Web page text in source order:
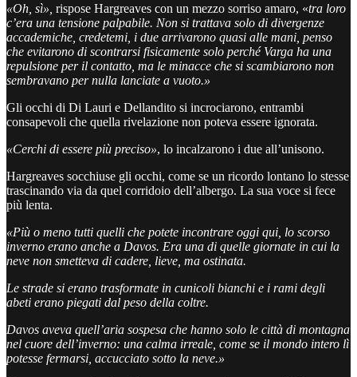
«Oh, sì», rispose Hargreaves con un mezzo sorriso amaro, «tra loro
c’era una tensione palpabile. Non si trattava solo di divergenze
accademiche, credetemi, i due arrivarono quasi alle mani, penso
che evitarono di scontrarsi fisicamente solo perché Varga ha una
repulsione per il contatto, ma le minacce che si scambiarono non
sembravano per nulla lanciate a vuoto.»
Gli occhi di Di Lauri e Dellandito si incrociarono, entrambi
consapevoli che quella rivelazione non poteva essere ignorata.
«Cerchi di essere più preciso», lo incalzarono i due all’unisono.
Hargreaves socchiuse gli occhi, come se un ricordo lontano lo stesse
trascinando via da quel corridoio dell’albergo. La sua voce si fece
più lenta.
«Più o meno tutti quelli che potete incontrare oggi qui, lo scorso
inverno erano anche a Davos. Era una di quelle giornate in cui la
neve non smetteva di cadere, lieve, ma ostinata.
Le strade si erano trasformate in cunicoli bianchi e i rami degli
abeti erano piegati dal peso della coltre.
Davos aveva quell’aria sospesa che hanno solo le città di montagna
nel cuore dell’inverno: una calma irreale, come se il mondo intero lì
potesse fermarsi, accucciato sotto la neve.»